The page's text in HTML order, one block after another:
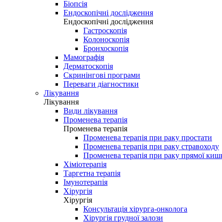
Біопсія
Ендоскопічні дослідження
Ендоскопічні дослідження
Гастроскопія
Колоноскопія
Бронхоскопія
Мамографія
Дерматоскопія
Скринінгові програми
Переваги діагностики
Лікування
Лікування
Види лікування
Променева терапія
Променева терапія
Променева терапія при раку простати
Променева терапія при раку стравоходу
Променева терапія при раку прямої
Хіміотерапія
Таргетна терапія
Імунотерапія
Хірургія
Хірургія
Консультація хірурга-онколога
Хірургія грудної залози